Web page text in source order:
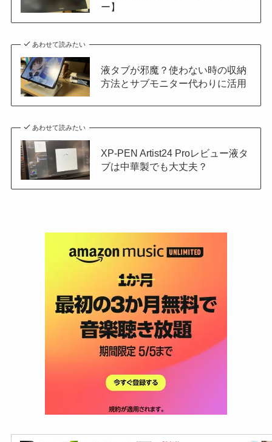
ー】
あわせて読みたい
液タブが邪魔？使わない時の収納
方法とサブモニター代わりに活用
あわせて読みたい
XP-PEN Artist24 Proレビュー液タ
ブは中華製でも大丈夫？